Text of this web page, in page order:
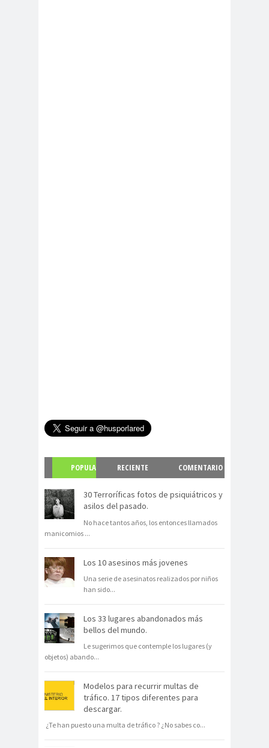
POPULA
R
RECIENTE
COMENTARIO
30 Terroríficas fotos de psiquiátricos y
asilos del pasado.
No hace tantos años, los entonces llamados
manicomios ...
Los 10 asesinos más jovenes
Una serie de asesinatos realizados por niños
han sido...
Los 33 lugares abandonados más
bellos del mundo.
Le sugerimos que contemple los lugares (y
objetos) abando...
Modelos para recurrir multas de
tráfico. 17 tipos diferentes para
descargar.
¿Te han puesto una multa de tráfico ? ¿No sabes co...